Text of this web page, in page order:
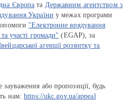
Європа та Державним агентством з
України у межах програми
"Електронне врядування
участі громади" (EGAP), за
агенції розвитку та
або пропозиції, будь
нам:https://ukc.gov.ua/appeal